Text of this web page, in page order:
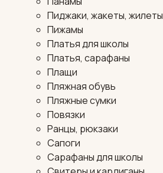
Пиджаки, жакеты, жилеты
Пижамы
Платья для школы
Платья, сарафаны
Плащи
Пляжная обувь
Пляжные сумки
Повязки
Ранцы, рюкзаки
Сапоги
Сарафаны для школы